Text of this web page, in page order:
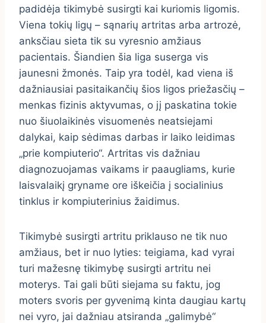
padidėja tikimybė susirgti kai kuriomis ligomis.
Viena tokių ligų – sąnarių artritas arba artrozė,
anksčiau sieta tik su vyresnio amžiaus
pacientais. Šiandien šia liga suserga vis
jaunesni žmonės. Taip yra todėl, kad viena iš
dažniausiai pasitaikančių šios ligos priežasčių –
menkas fizinis aktyvumas, o jį paskatina tokie
nuo šiuolaikinės visuomenės neatsiejami
dalykai, kaip sėdimas darbas ir laiko leidimas
„prie kompiuterio“. Artritas vis dažniau
diagnozuojamas vaikams ir paaugliams, kurie
laisvalaikį gryname ore iškeičia į socialinius
tinklus ir kompiuterinius žaidimus.
Tikimybė susirgti artritu priklauso ne tik nuo
amžiaus, bet ir nuo lyties: teigiama, kad vyrai
turi mažesnę tikimybę susirgti artritu nei
moterys. Tai gali būti siejama su faktu, jog
moters svoris per gyvenimą kinta daugiau kartų
nei vyro, jai dažniau atsiranda „galimybė“